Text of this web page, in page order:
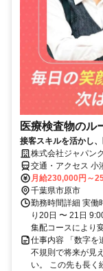
医療検査物のル
接客スキルを活かし
株式会社ジャパン
交通・アクセス 小
月給230,000円～
千葉県市原市
勤務時間詳細 実働
り20日 〜 21日
集配コースにより
仕事内容 「数字を
不規則で将来が見
い。 この先も長く